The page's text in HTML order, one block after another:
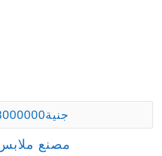
38000000جنية
مصنع ملابس